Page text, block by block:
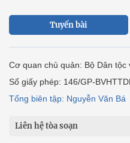
Tuyến bài
Cơ quan chủ quản: Bộ Dân tộc
Số giấy phép: 146/GP-
Tổng biên tập: Nguyễn Văn Bá
Liên hệ tòa soạn